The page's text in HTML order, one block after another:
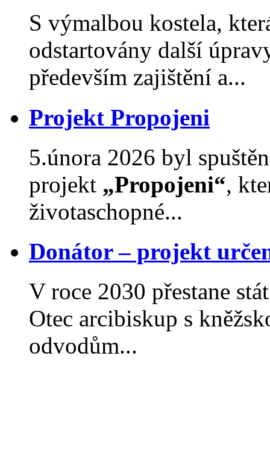
S výmalbou kostela,
odstartovány další
především zajištění a...
Projekt Propojeni
5.února 2026 byl
projekt „Propojeni“,
životaschopné...
Donátor – projekt
V roce 2030 přestane
Otec arcibiskup s
odvodům...